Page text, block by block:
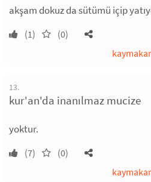
akşam dokuz da sütümü içip
(1) (0)
13.
kur'an'da inanılmaz mucize
yoktur.
(7) (0)